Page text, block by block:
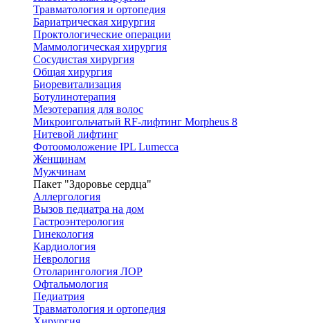
Травматология и ортопедия
Бариатрическая хирургия
Проктологические операции
Маммологическая хирургия
Сосудистая хирургия
Общая хирургия
Биоревитализация
Ботулинотерапия
Мезотерапия для волос
Микроигольчатый RF-лифтинг Morpheus 8
Нитевой лифтинг
Фотоомоложение IPL Lumecca
Женщинам
Мужчинам
Пакет "Здоровье сердца"
Аллергология
Вызов педиатра на дом
Гастроэнтерология
Гинекология
Кардиология
Неврология
Отоларингология ЛОР
Офтальмология
Педиатрия
Травматология и ортопедия